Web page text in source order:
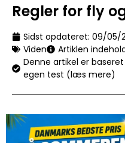
Regler for fly
Sidst opdateret: 09/05/
Viden
Artiklen
Denne artikel er
egen test (læs mere)